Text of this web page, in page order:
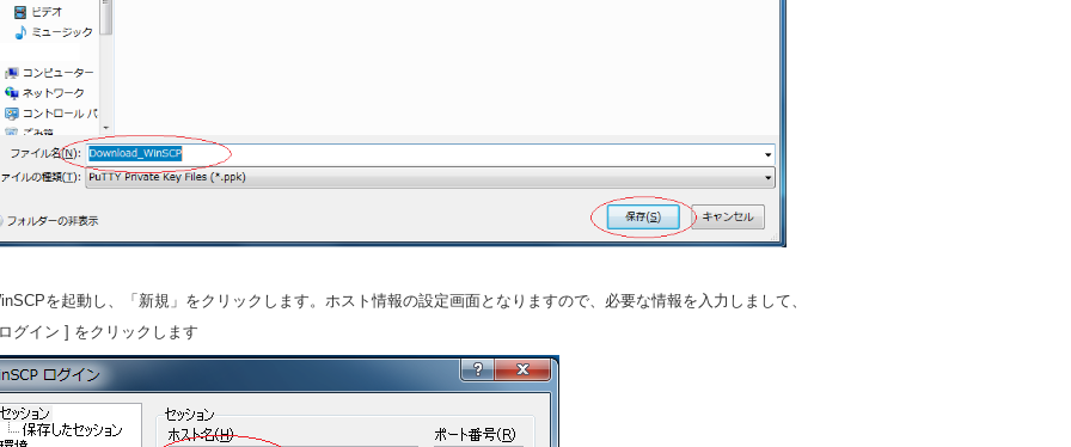
を起動し、「新規」をクリックします。ホスト情報の設定画面となりますので、必要な情報を入力しまして、
イン ] をクリックします